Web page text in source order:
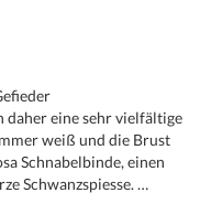
eine sehr vielfältige
weiß und die Brust
Schnabelbinde, einen
Schwanzspiesse. …